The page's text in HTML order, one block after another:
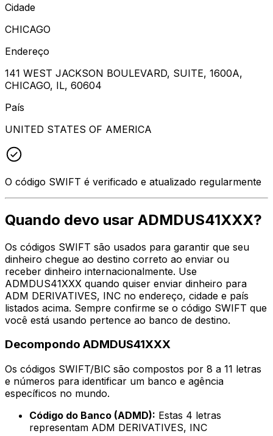
Cidade
CHICAGO
Endereço
141 WEST JACKSON BOULEVARD, SUITE, 1600A,
CHICAGO, IL, 60604
País
UNITED STATES OF AMERICA
O código SWIFT é verificado e atualizado regularmente
Quando devo usar ADMDUS41XXX?
Os códigos SWIFT são usados para garantir que seu
dinheiro chegue ao destino correto ao enviar ou
receber dinheiro internacionalmente. Use
ADMDUS41XXX quando quiser enviar dinheiro para
ADM DERIVATIVES, INC no endereço, cidade e país
listados acima. Sempre confirme se o código SWIFT que
você está usando pertence ao banco de destino.
Decompondo ADMDUS41XXX
Os códigos SWIFT/BIC são compostos por 8 a 11 letras
e números para identificar um banco e agência
específicos no mundo.
Código do Banco (ADMD): Estas 4 letras
representam ADM DERIVATIVES, INC